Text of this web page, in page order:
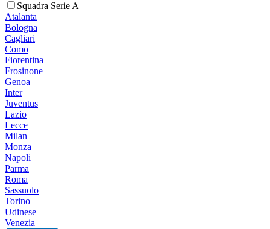
Squadra Serie A
Atalanta
Bologna
Cagliari
Como
Fiorentina
Frosinone
Genoa
Inter
Juventus
Lazio
Lecce
Milan
Monza
Napoli
Parma
Roma
Sassuolo
Torino
Udinese
Venezia